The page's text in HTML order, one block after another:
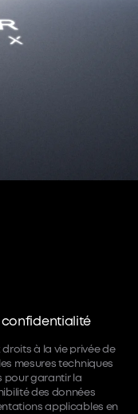
confidentialité
à la vie privée de
mesures techniques
pour garantir la
des données
applicables en